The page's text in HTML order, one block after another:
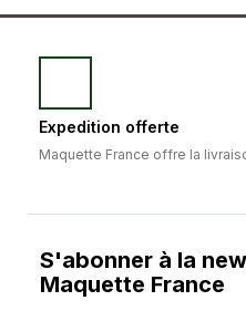
Expedition offerte
Maquette France offre la
S'abonner à la
Maquette France